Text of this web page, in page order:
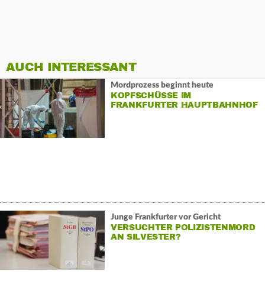
AUCH INTERESSANT
Mordprozess beginnt heute
KOPFSCHÜSSE IM
FRANKFURTER HAUPTBAHNHOF
Junge Frankfurter vor Gericht
VERSUCHTER POLIZISTENMORD
AN SILVESTER?